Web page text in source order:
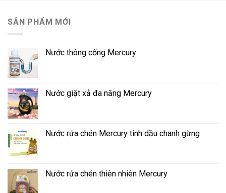
SẢN PHẨM MỚI
Nước thông cống Mercury
Nước giặt xả đa năng Mercury
Nước rửa chén Mercury tinh dầu chanh gừng
Nước rửa chén thiên nhiên Mercury